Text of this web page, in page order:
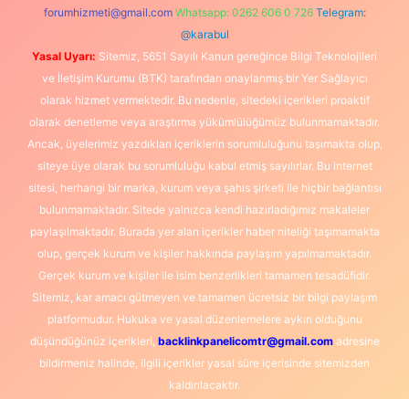
forumhizmeti@gmail.com Whatsapp: 0262 606 0 726 Telegram:
@karabul
Yasal Uyarı: Sitemiz, 5651 Sayılı Kanun gereğince Bilgi Teknolojileri
ve İletişim Kurumu (BTK) tarafından onaylanmış bir Yer Sağlayıcı
olarak hizmet vermektedir. Bu nedenle, sitedeki içerikleri proaktif
olarak denetleme veya araştırma yükümlülüğümüz bulunmamaktadır.
Ancak, üyelerimiz yazdıkları içeriklerin sorumluluğunu taşımakta olup,
siteye üye olarak bu sorumluluğu kabul etmiş sayılırlar. Bu internet
sitesi, herhangi bir marka, kurum veya şahıs şirketi ile hiçbir bağlantısı
bulunmamaktadır. Sitede yalnızca kendi hazırladığımız makaleler
paylaşılmaktadır. Burada yer alan içerikler haber niteliği taşımamakta
olup, gerçek kurum ve kişiler hakkında paylaşım yapılmamaktadır.
Gerçek kurum ve kişiler ile isim benzerlikleri tamamen tesadüfidir.
Sitemiz, kar amacı gütmeyen ve tamamen ücretsiz bir bilgi paylaşım
platformudur. Hukuka ve yasal düzenlemelere aykırı olduğunu
düşündüğünüz içerikleri, backlinkpanelicomtr@gmail.comadresine
bildirmeniz halinde, ilgili içerikler yasal süre içerisinde sitemizden
kaldırılacaktır.